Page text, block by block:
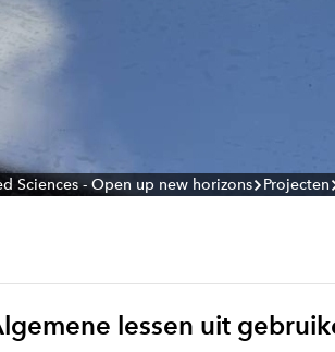
Sciences - Open up new horizons Projecten
lessen uit